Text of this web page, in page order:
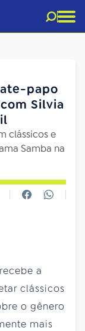
papo
Silvia
clássicos e
Samba na
recebe a
clássicos
o gênero
mais